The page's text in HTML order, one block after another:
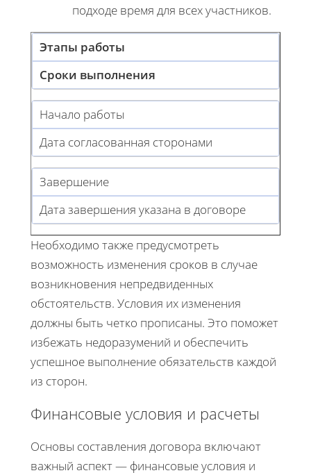
подходе время для всех участников.
Этапы работы
Сроки выполнения
Начало работы
Дата согласованная сторонами
Завершение
Дата завершения указана в договоре
Необходимо также предусмотреть
возможность изменения сроков в случае
возникновения непредвиденных
обстоятельств. Условия их изменения
должны быть четко прописаны. Это поможет
избежать недоразумений и обеспечить
успешное выполнение обязательств каждой
из сторон.
Финансовые условия и расчеты
Основы составления договора включают
важный аспект — финансовые условия и